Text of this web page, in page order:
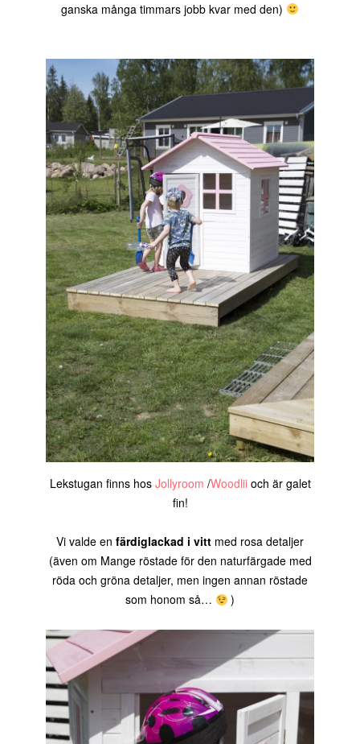
ganska många timmars jobb kvar med den)
Lekstugan finns hos Jollyroom /Woodliioch är galet
fin!
Vi valde en färdiglackad i vitt med rosa detaljer
(även om Mange röstade för den naturfärgade med
röda och gröna detaljer, men ingen annan röstade
som honom så…
)